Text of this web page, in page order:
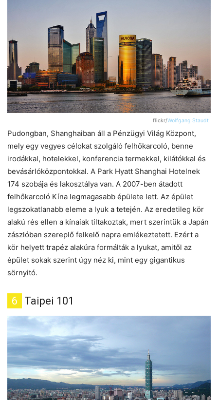
flickr/Wolfgang Staudt
Pudongban, Shanghaiban áll a Pénzügyi Világ Központ,
mely egy vegyes célokat szolgáló felhőkarcoló, benne
irodákkal, hotelekkel, konferencia termekkel, kilátókkal és
bevásárlóközpontokkal. A Park Hyatt Shanghai Hotelnek
174 szobája és lakosztálya van. A 2007-ben átadott
felhőkarcoló Kína legmagasabb épülete lett. Az épület
legszokatlanabb eleme a lyuk a tetején. Az eredetileg kör
alakú rés ellen a kínaiak tiltakoztak, mert szerintük a Japán
zászlóban szereplő felkelő napra emlékeztetett. Ezért a
kör helyett trapéz alakúra formálták a lyukat, amitől az
épület sokak szerint úgy néz ki, mint egy gigantikus
sörnyitó.
6 Taipei 101